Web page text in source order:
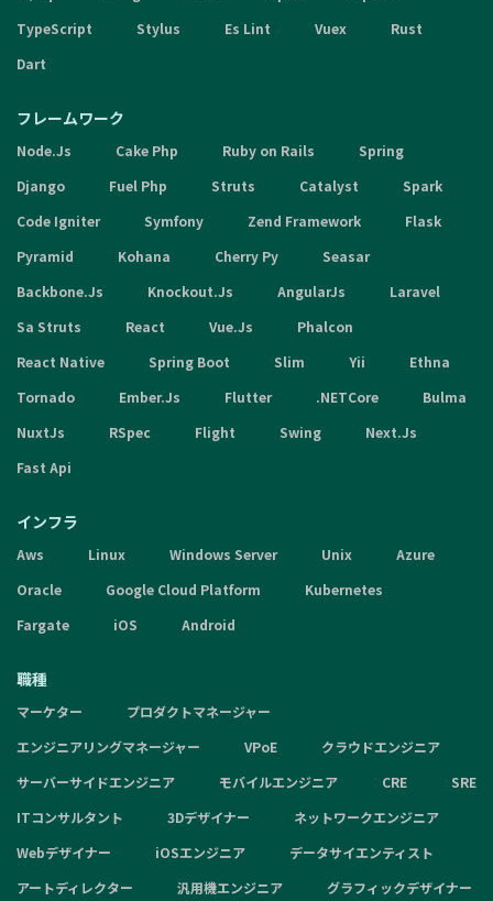
TypeScript
Stylus Es Lint Vuex
Rust
Dart
フレームワーク
Node.Js Cake Php Ruby on Rails
Spring
Django
Fuel Php Struts Catalyst
Spark
Code Igniter
Symfony Zend Framework
Flask
Pyramid
Kohana Cherry Py
Seasar
Backbone.Js
Knockout.Js AngularJs
Laravel
Sa Struts
React Vue.Js
Phalcon
React Native
Spring Boot Slim Yii
Ethna
Tornado
Ember.Js Flutter .NETCore
Bulma
NuxtJs
RSpec Flight Swing
Next.Js
Fast Api
インフラ
Aws Linux Windows Server Unix
Azure
Oracle
Google Cloud Platform
Kubernetes
Fargate
iOS Android
職種
マーケター
プロダクトマネージャー
エンジニアリングマネージャー
VPoE
クラウドエンジニア
サーバーサイドエンジニア
モバイルエンジニア CRE
SRE
ITコンサルタント
3Dデザイナー
ネットワークエンジニア
Webデザイナー
iOSエンジニア
データサイエンティスト
アートディレクター
汎用機エンジニア グラフィックデザイナー